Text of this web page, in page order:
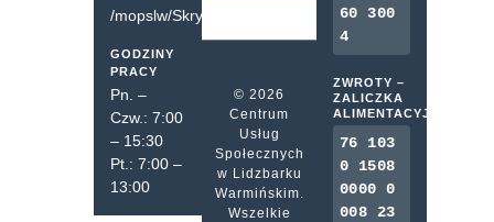
/mopslw/SkrytkaESP
GODZINY
PRACY
Pn. –
Czw.: 7:00
– 15:30
Pt.: 7:00 –
13:00
© 2026
Centrum
Usług
Społecznych
w Lidzbarku
Warmińskim.
Wszelkie
60 300
4
ZWROTY –
ZALICZKA
ALIMENTACYJNA
76 103
0 1508
0000 0
008 23